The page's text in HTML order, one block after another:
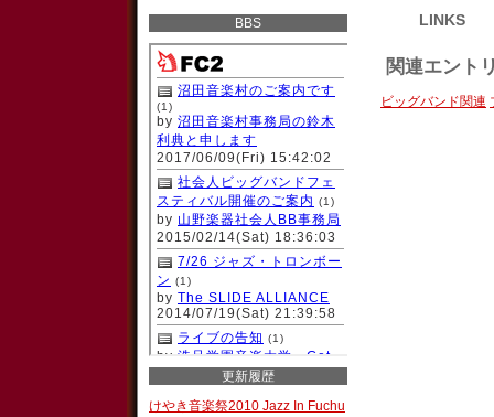
LINKS
関連エント
ビッグバンド関連
BBS
更新履歴
けやき音楽祭2010 Jazz In Fuchu